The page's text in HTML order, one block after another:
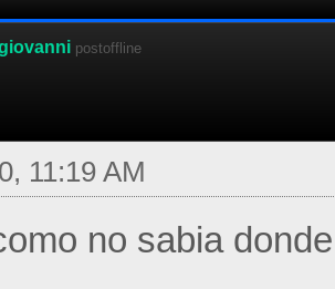
postoffline
11:19 AM
no sabia